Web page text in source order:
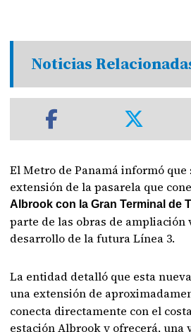
Noticias
El Metro de Panamá informó
extensión de la pasarela que
Albrook con la Gran Terminal de
parte de las obras de ampliación
desarrollo de la futura Línea 3.
La entidad detalló que esta
una extensión de
conecta directamente con el
estación Albrook y ofrecerá, una